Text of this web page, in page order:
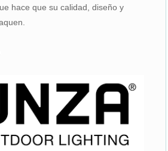
hace que su calidad, diseño y